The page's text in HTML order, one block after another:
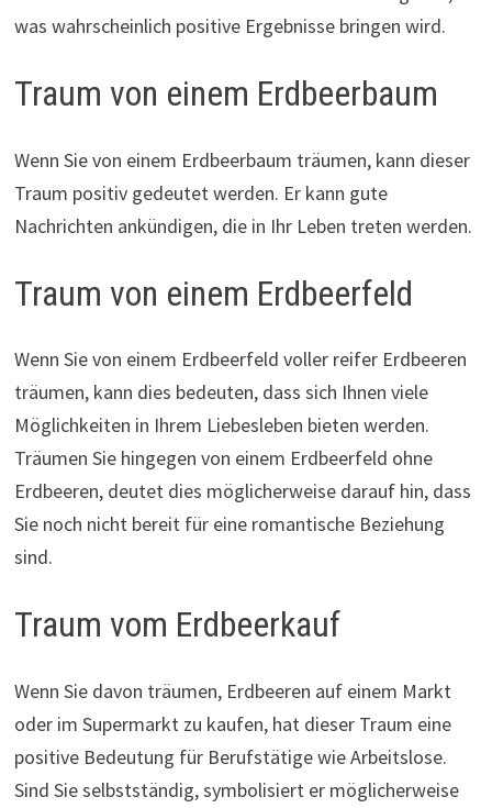
was wahrscheinlich positive Ergebnisse bringen wird.
Traum von einem Erdbeerbaum
Wenn Sie von einem Erdbeerbaum träumen, kann dieser
Traum positiv gedeutet werden. Er kann gute
Nachrichten ankündigen, die in Ihr Leben treten werden.
Traum von einem Erdbeerfeld
Wenn Sie von einem Erdbeerfeld voller reifer Erdbeeren
träumen, kann dies bedeuten, dass sich Ihnen viele
Möglichkeiten in Ihrem Liebesleben bieten werden.
Träumen Sie hingegen von einem Erdbeerfeld ohne
Erdbeeren, deutet dies möglicherweise darauf hin, dass
Sie noch nicht bereit für eine romantische Beziehung
sind.
Traum vom Erdbeerkauf
Wenn Sie davon träumen, Erdbeeren auf einem Markt
oder im Supermarkt zu kaufen, hat dieser Traum eine
positive Bedeutung für Berufstätige wie Arbeitslose.
Sind Sie selbstständig, symbolisiert er möglicherweise